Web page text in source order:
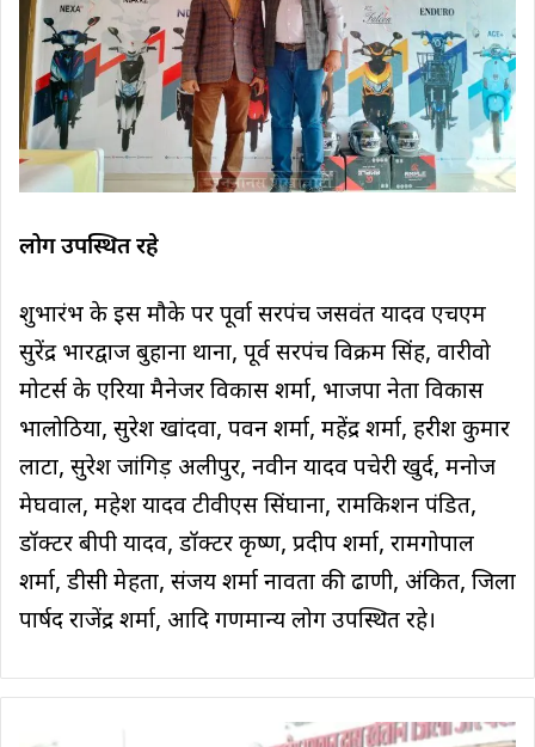
लोग उपस्थित रहे
शुभारंभ के इस मौके पर पूर्वा सरपंच जसवंत यादव एचएम
सुरेंद्र भारद्वाज बुहाना थाना, पूर्व सरपंच विक्रम सिंह, वारीवो
मोटर्स के एरिया मैनेजर विकास शर्मा, भाजपा नेता विकास
भालोठिया, सुरेश खांदवा, पवन शर्मा, महेंद्र शर्मा, हरीश कुमार
लाटा, सुरेश जांगिड़ अलीपुर, नवीन यादव पचेरी खुर्द, मनोज
मेघवाल, महेश यादव टीवीएस सिंघाना, रामकिशन पंडित,
डॉक्टर बीपी यादव, डॉक्टर कृष्ण, प्रदीप शर्मा, रामगोपाल
शर्मा, डीसी मेहता, संजय शर्मा नावता की ढाणी, अंकित, जिला
पार्षद राजेंद्र शर्मा, आदि गणमान्य लोग उपस्थित रहे।